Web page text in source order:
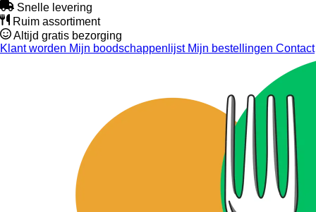
Snelle levering
Ruim assortiment
Altijd gratis bezorging
Klant worden Mijn boodschappenlijstMijn bestellingen Contact